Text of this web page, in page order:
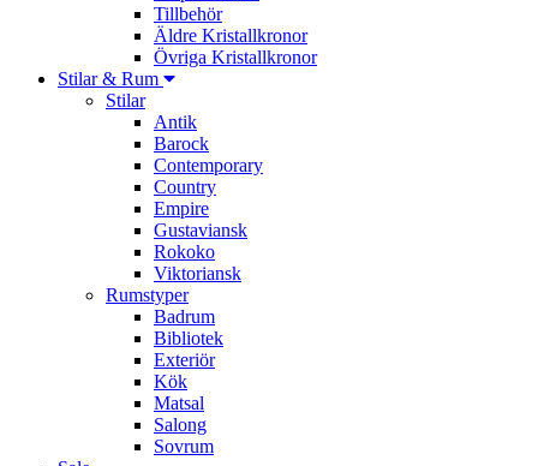
Tillbehör
Äldre Kristallkronor
Övriga Kristallkronor
Stilar & Rum
Stilar
Antik
Barock
Contemporary
Country
Empire
Gustaviansk
Rokoko
Viktoriansk
Rumstyper
Badrum
Bibliotek
Exteriör
Kök
Matsal
Salong
Sovrum